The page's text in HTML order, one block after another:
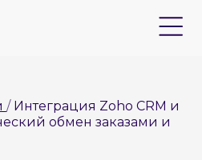
Интеграция Zoho CRM и
обмен заказами и